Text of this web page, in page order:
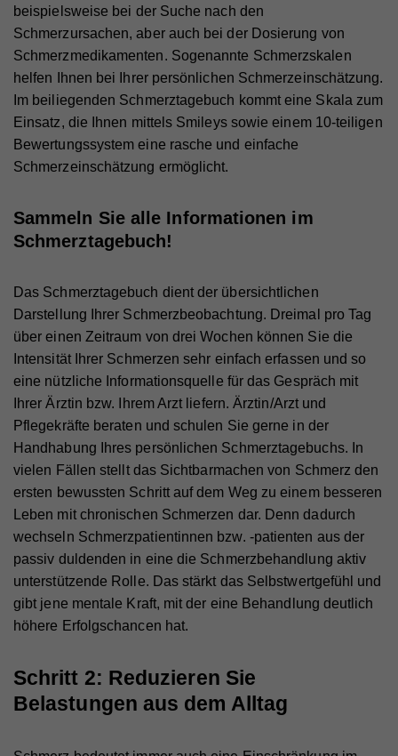
beispielsweise bei der Suche nach den
Schmerzursachen, aber auch bei der Dosierung von
Schmerzmedikamenten. Sogenannte Schmerzskalen
helfen Ihnen bei Ihrer persönlichen Schmerzeinschätzung.
Im beiliegenden Schmerztagebuch kommt eine Skala zum
Einsatz, die Ihnen mittels Smileys sowie einem 10-teiligen
Bewertungssystem eine rasche und einfache
Schmerzeinschätzung ermöglicht.
Sammeln Sie alle Informationen im
Schmerztagebuch!
Das Schmerztagebuch dient der übersichtlichen
Darstellung Ihrer Schmerzbeobachtung. Dreimal pro Tag
über einen Zeitraum von drei Wochen können Sie die
Intensität Ihrer Schmerzen sehr einfach erfassen und so
eine nützliche Informationsquelle für das Gespräch mit
Ihrer Ärztin bzw. Ihrem Arzt liefern. Ärztin/Arzt und
Pflegekräfte beraten und schulen Sie gerne in der
Handhabung Ihres persönlichen Schmerztagebuchs. In
vielen Fällen stellt das Sichtbarmachen von Schmerz den
ersten bewussten Schritt auf dem Weg zu einem besseren
Leben mit chronischen Schmerzen dar. Denn dadurch
wechseln Schmerzpatientinnen bzw. -patienten aus der
passiv duldenden in eine die Schmerzbehandlung aktiv
unterstützende Rolle. Das stärkt das Selbstwertgefühl und
gibt jene mentale Kraft, mit der eine Behandlung deutlich
höhere Erfolgschancen hat.
Schritt 2: Reduzieren Sie
Belastungen aus dem Alltag